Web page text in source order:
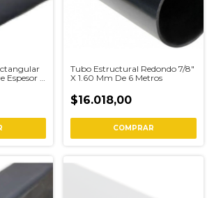
Espesor 6
Tubo Estructural Redondo 7/8"
X 1.60 Mm De 6 Metros
$16.018,00
COMPRAR